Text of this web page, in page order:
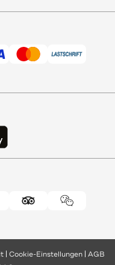
Cookie-Einstellungen AGB